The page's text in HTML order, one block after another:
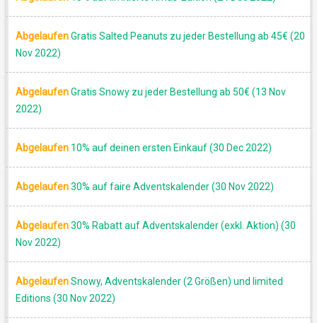
AKTION
AbgelaufenGratis Salted Peanuts zu jeder Bestellung ab 45€ (20
Nov 2022)
AbgelaufenGratis Snowy zu jeder Bestellung ab 50€ (13 Nov
2022)
Abgelaufen 10% auf deinen ersten Einkauf (30 Dec 2022)
Abgelaufen30% auf faire Adventskalender (30 Nov 2022)
Abgelaufen30% Rabatt auf Adventskalender (exkl. Aktion) (30
Nov 2022)
AbgelaufenSnowy, Adventskalender (2 Größen) und limited
Editions (30 Nov 2022)